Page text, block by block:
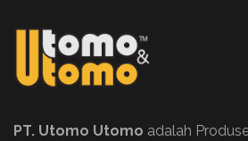
PT. Utomo Utomo adalah